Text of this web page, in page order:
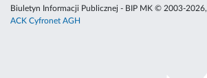
Biuletyn Informacji Publicznej - BIP MK © 2003-2026,
ACK Cyfronet AGH